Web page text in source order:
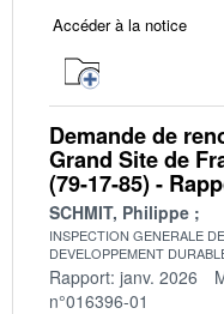
Accéder à la notice
Demande de
Grand Site de
(79-17-85) -
SCHMIT, Philippe
INSPECTION GENERALE
DEVELOPPEMENT
Rapport: janv. 2026
n°016396-01